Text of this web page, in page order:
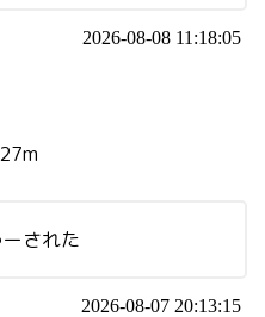
2026-08-08 11:18:05
された
2026-08-07 20:13:15